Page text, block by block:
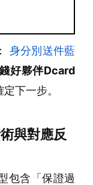
身分別送件藍
好夥伴Dcard
下一步。
與對應反
包含「保證過